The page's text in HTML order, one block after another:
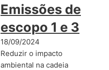
Emissões de
escopo 1 e 3
18/09/2024
Reduzir o impacto
ambiental na cadeia